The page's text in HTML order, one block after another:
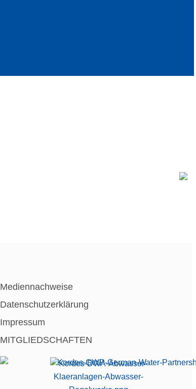
Mediennachweise
Datenschutzerklärung
Impressum
MITGLIEDSCHAFTEN